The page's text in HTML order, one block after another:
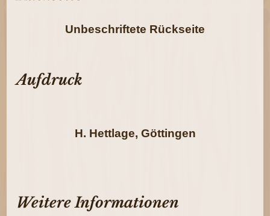
Unbeschriftete Rückseite
Aufdruck
H. Hettlage, Göttingen
Weitere Informationen